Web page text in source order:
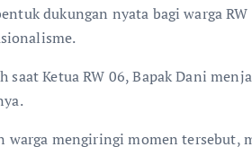
dukungan nyata bagi warga
saat Ketua RW 06, Bapak Dani
warga mengiringi momen tersebut,